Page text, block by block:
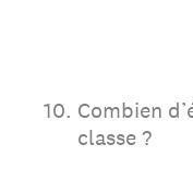
10. Combien
classe ?